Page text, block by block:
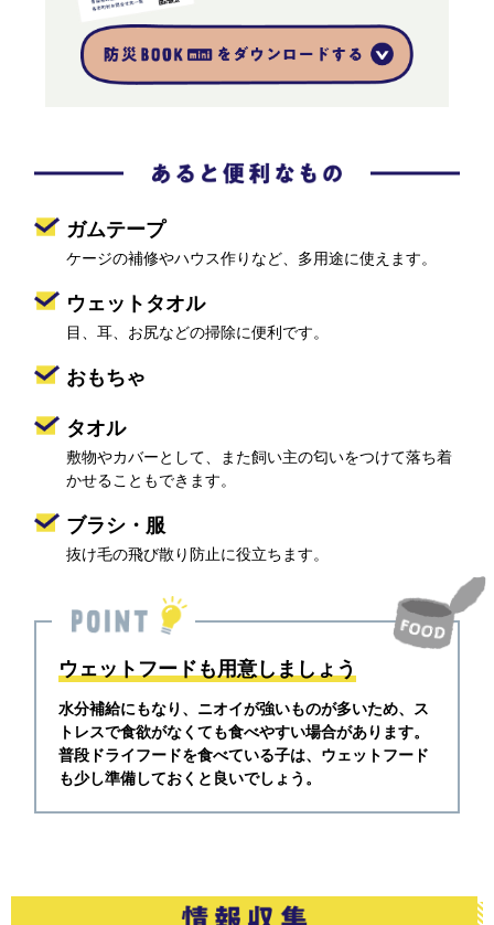
ガムテープ
ケージの補修やハウス作りなど、 多用途に使えます。
ウェットタオル
目、耳、お尻などの掃除に便利です。
おもちゃ
タオル
敷物やカバーとして、また飼い主の匂いをつけて落ち着
かせることもできます。
ブラシ・服
抜け毛の飛び散り防止に役立ちます。
ウェットフードも用意しましょう
水分補給にもなり、ニオイが強いものが多いため、ス
トレスで食欲がなくても食べやすい場合があります。
普段ドライフードを食べている子は、ウェットフード
も少し準備しておくと良いでしょう。